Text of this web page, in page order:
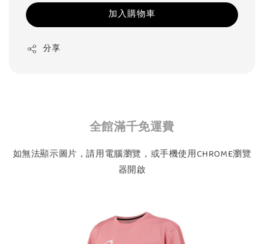
加入購物車
分享
全館滿千免運費
如無法顯示圖片，請用電腦瀏覽，或手機使用CHROME瀏覽
器開啟